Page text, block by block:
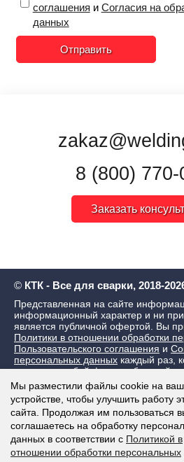
соглашения и Согласия на
данных
Отправить
8 (800) 770-
Заказать
Мы разместили файлы cookie на
устройстве, чтобы улучшить работу
сайта. Продолжая им пользоваться
соглашаетесь на обработку
данных в соответствии с Политикой в
отношении обработки персональных
© КТК - Все для сварки, 2018-
Представленная на сайте
информационный характер и ни при
является публичной офертой. Вы
Политики в отношении обработки
Пользовательского соглашения и
персональных данных каждый раз,
данные в любой форме обратной
для сварки